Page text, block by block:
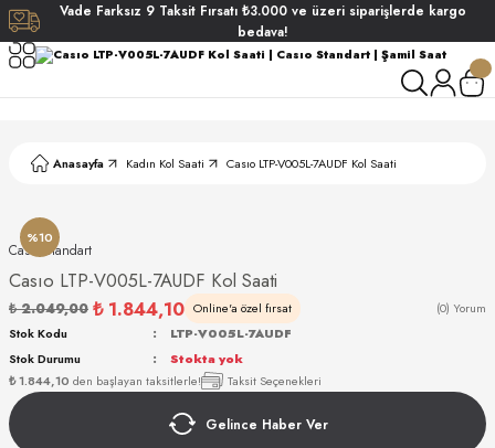
Vade Farksız 9 Taksit Fırsatı ₺3.000 ve üzeri siparişlerde kargo
bedava!
Anasayfa Kadın Kol Saati Casıo LTP-V005L-7AUDF Kol Saati
%10
Casıo Standart
Casıo LTP-V005L-7AUDF Kol Saati
₺ 2.049,00 ₺ 1.844,10 Online'a özel fırsat (0) Yorum
₺ 1.844,10 den başlayan taksitlerle! Taksit Seçenekleri
Stok Kodu
LTP-V005L-7AUDF
Stok Durumu
Stokta yok
Gelince Haber Ver